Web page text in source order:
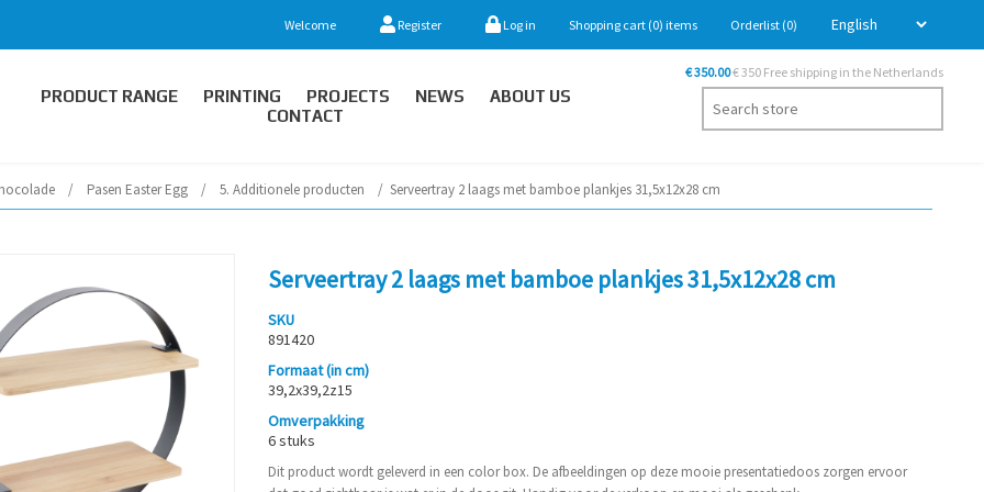
Welcome Register Log in Shopping cart (0) items Orderlist (0)
PRODUCT RANGE PRINTING PROJECTS NEWS
ABOUT US
CONTACT
€ 350.00€ 350 Free shipping in the Netherlands
/ Pasen Easter Egg / 5. Additionele producten / Serveertray 2 laags met bamboe plankjes 31,5x12x28 cm
Serveertray 2 laags met bamboe plankjes 31,5x12x28 cm
SKU
891420
Formaat (in cm)
39,2x39,2z15
Omverpakking
6 stuks
Dit product wordt geleverd in een color box. De afbeeldingen op deze mooie presentatiedoos zorgen ervoor